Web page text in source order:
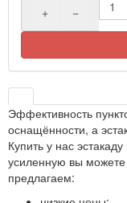
+
−
Эффективность
оснащённости, а
Купить у нас
усиленную вы
предлагаем: